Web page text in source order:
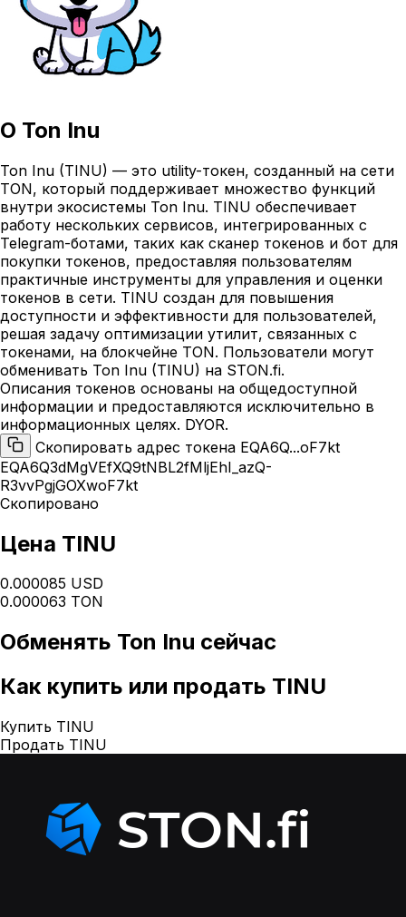
О Ton Inu
Ton Inu (TINU) — это utility-токен, созданный на сети
TON, который поддерживает множество функций
внутри экосистемы Ton Inu. TINU обеспечивает
работу нескольких сервисов, интегрированных с
Telegram-ботами, таких как сканер токенов и бот для
покупки токенов, предоставляя пользователям
практичные инструменты для управления и оценки
токенов в сети. TINU создан для повышения
доступности и эффективности для пользователей,
решая задачу оптимизации утилит, связанных с
токенами, на блокчейне TON. Пользователи могут
обменивать Ton Inu (TINU) на STON.fi.
Описания токенов основаны на общедоступной
информации и предоставляются исключительно в
информационных целях. DYOR.
Скопировать адрес токена EQA6Q...oF7kt
EQA6Q3dMgVEfXQ9tNBL2fMljEhI_azQ-
R3vvPgjGOXwoF7kt
Скопировано
Цена TINU
0.000085 USD
0.000063 TON
Обменять Ton Inu сейчас
Как купить или продать TINU
Купить TINU
Продать TINU